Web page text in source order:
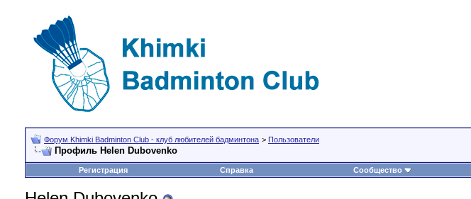
Форум Khimki Badminton Club - клуб любителей бадминтона > Пользователи
Профиль Helen Dubovenko
Регистрация
Справка Сообщество